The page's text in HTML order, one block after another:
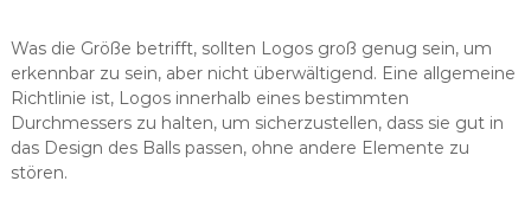
Was die Größe betrifft, sollten Logos groß genug sein, um
erkennbar zu sein, aber nicht überwältigend. Eine allgemeine
Richtlinie ist, Logos innerhalb eines bestimmten
Durchmessers zu halten, um sicherzustellen, dass sie gut in
das Design des Balls passen, ohne andere Elemente zu
stören.